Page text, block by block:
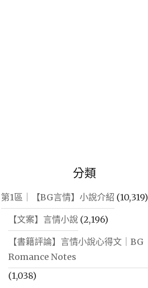
分類
第1區｜【BG言情】小說介紹 (10,319)
【文案】言情小說(2,196)
【書籍評論】言情小說心得文｜BG
Romance Notes
(1,038)